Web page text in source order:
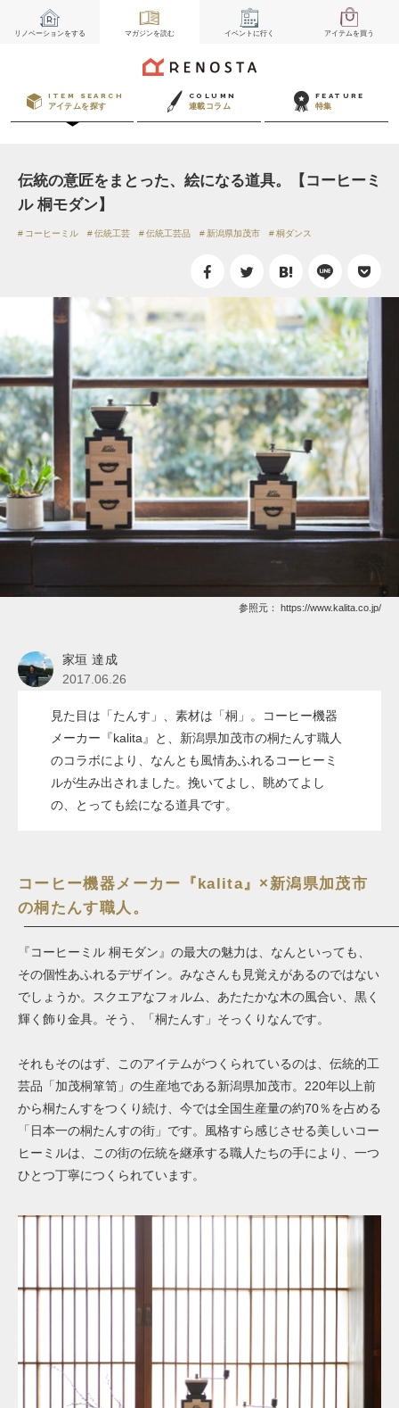
リノベーションをする マガジンを読む イベント に行く アイテムを買う
ITEM SEARCH
アイテムを探す
COLUMN
連載コラム
FEATURE
特集
伝統の意匠をまとった、絵になる道具。【コーヒーミ
ル 桐モダン】
コーヒーミル 伝統工芸 伝統工芸品 新潟県加茂市 桐ダンス
参照元： https://www.kalita.co.jp/
家垣 達成
2017.06.26
見た目は「たんす」、素材は「桐」。コーヒー機器
メーカー『kalita』と、新潟県加茂市の桐たんす職人
のコラボにより、なんとも風情あふれるコーヒーミ
ルが生み出されました。挽いてよし、眺めてよし
の、とっても絵になる道具です。
コーヒー機器メーカー『kalita』×新潟県加茂市
の桐たんす職人。
『コーヒーミル 桐モダン』の最大の魅力は、なんといっても、
その個性あふれるデザイン。みなさんも見覚えがあるのではない
でしょうか。スクエアなフォルム、あたたかな木の風合い、黒く
輝く飾り金具。そう、「桐たんす」そっくりなんです。
それもそのはず、このアイテムがつくられているのは、伝統的工
芸品「加茂桐箪笥」の生産地である新潟県加茂市。220年以上前
から桐たんすをつくり続け、今では全国生産量の約70％を占める
「日本一の桐たんすの街」です。風格すら感じさせる美しいコー
ヒーミルは、この街の伝統を継承する職人たちの手により、一つ
ひとつ丁寧につくられています。